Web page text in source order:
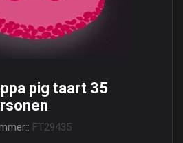
pig taart 35
FT29435